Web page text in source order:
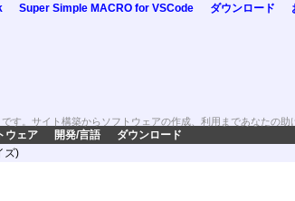
Super Simple MACRO for VSCode ダウンロード
す。サイト構築からソフトウェアの作成、利用まであなたの助
ウェア 開発/言語
ダウンロード
ズ)